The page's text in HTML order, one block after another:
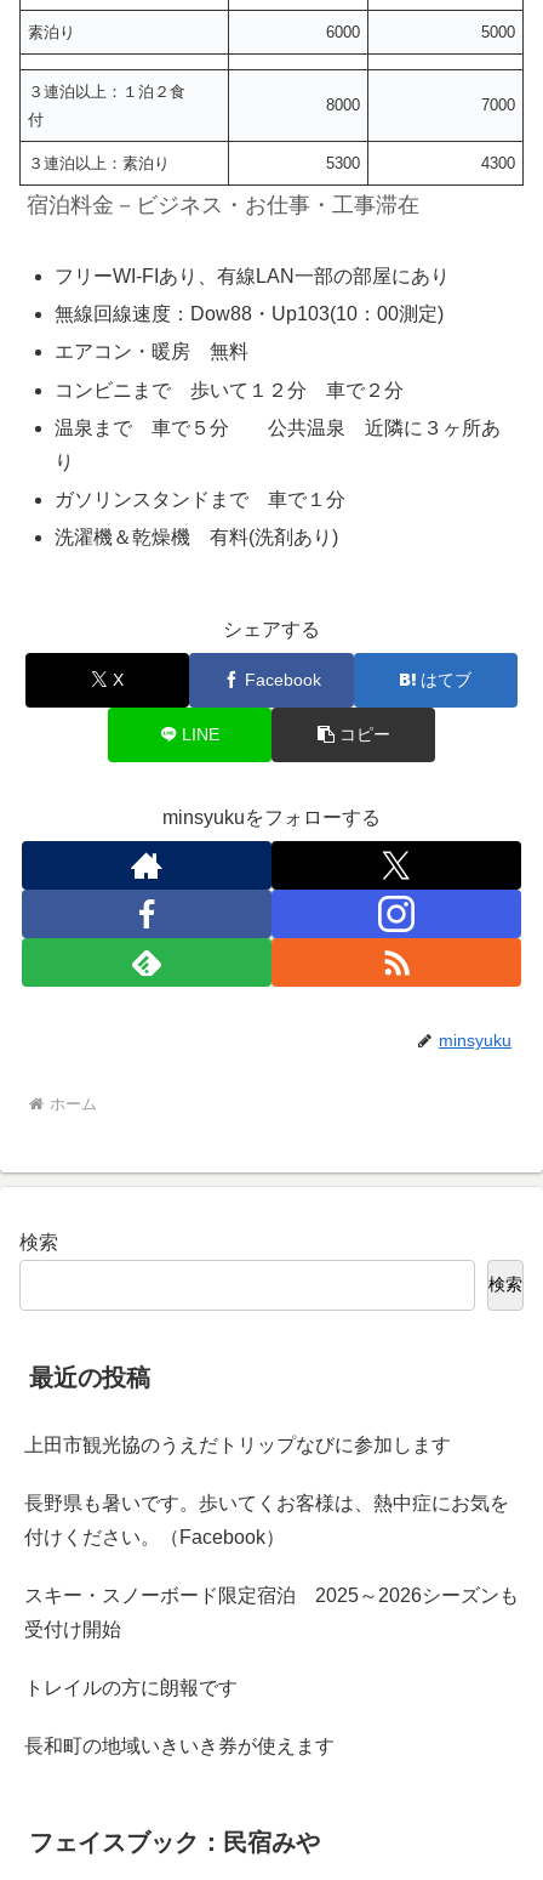
素泊り 6000 5000
３連泊以上：１泊２食
付
8000 7000
３連泊以上：素泊り 5300 4300
宿泊料金－ビジネス・お仕事・工事滞在
フリーWI-FIあり、有線LAN一部の部屋にあり
無線回線速度：Dow88・Up103(10：00測定)
エアコン・暖房 無料
コンビニまで 歩いて１２分 車で２分
温泉まで 車で５分 公共温泉 近隣に３ヶ所あ
り
ガソリンスタンドまで 車で１分
洗濯機＆乾燥機 有料(洗剤あり)
シェアする
X Facebook はてブ
LINE コピー
minsyukuをフォローする
minsyuku
ホーム
検索
検索
最近の投稿
上田市観光協のうえだトリップなびに参加します
長野県も暑いです。歩いてくお客様は、熱中症にお気を
付けください。（Facebook）
スキー・スノーボード限定宿泊 2025～2026シーズンも
受付け開始
トレイルの方に朗報です
長和町の地域いきいき券が使えます
フェイスブック：民宿みや